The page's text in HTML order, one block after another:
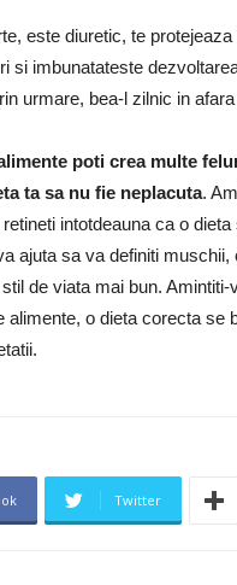
este diuretic, te
si imbunatateste
urmare, bea-l zilnic in
poti crea multe
ta sa nu fie neplacuta.
intotdeauna ca o
ajuta sa va definiti
de viata mai bun. Amintiti-
alimente, o dieta corecta se
Twitter